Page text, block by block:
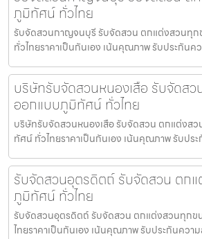
ภูมิทัศน์ ทั่วไทย
รับจัดสวนกาญจนบุรี รับจัดสวน ตกแต่งสวนทุ
ทั่วไทยราคาเป็นกันเอง เน้นคุณภาพ รับประกันค
บริษัทรับจัดสวนหนองเสือ รับจัดส
ออกแบบภูมิทัศน์ ทั่วไทย
บริษัทรับจัดสวนหนองเสือ รับจัดสวน ตกแต่งส
ทัศน์ ทั่วไทยราคาเป็นกันเอง เน้นคุณภาพ รับปร
รับจัดสวนอุตรดิตถ์ รับจัดสวน ตก
ภูมิทัศน์ ทั่วไทย
รับจัดสวนอุตรดิตถ์ รับจัดสวน ตกแต่งสวนทุก
ไทยราคาเป็นกันเอง เน้นคุณภาพ รับประกันควา